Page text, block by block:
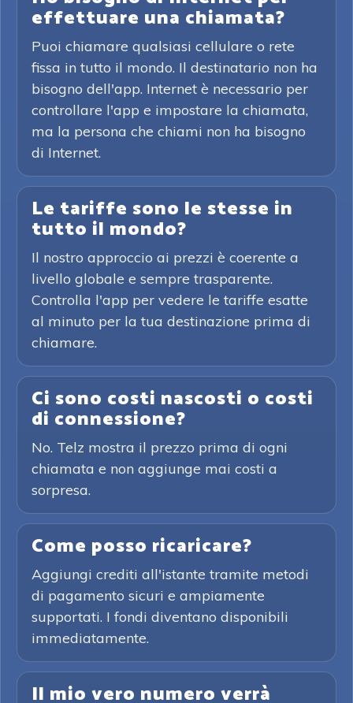
effettuare una chiamata?
Puoi chiamare qualsiasi cellulare o rete
fissa in tutto il mondo. Il destinatario non ha
bisogno dell'app. Internet è necessario per
controllare l'app e impostare la chiamata,
ma la persona che chiami non ha bisogno
di Internet.
Le tariffe sono le stesse in
tutto il mondo?
Il nostro approccio ai prezzi è coerente a
livello globale e sempre trasparente.
Controlla l'app per vedere le tariffe esatte
al minuto per la tua destinazione prima di
chiamare.
Ci sono costi nascosti o costi
di connessione?
No. Telz mostra il prezzo prima di ogni
chiamata e non aggiunge mai costi a
sorpresa.
Come posso ricaricare?
Aggiungi crediti all'istante tramite metodi
di pagamento sicuri e ampiamente
supportati. I fondi diventano disponibili
immediatamente.
Il mio vero numero verrà